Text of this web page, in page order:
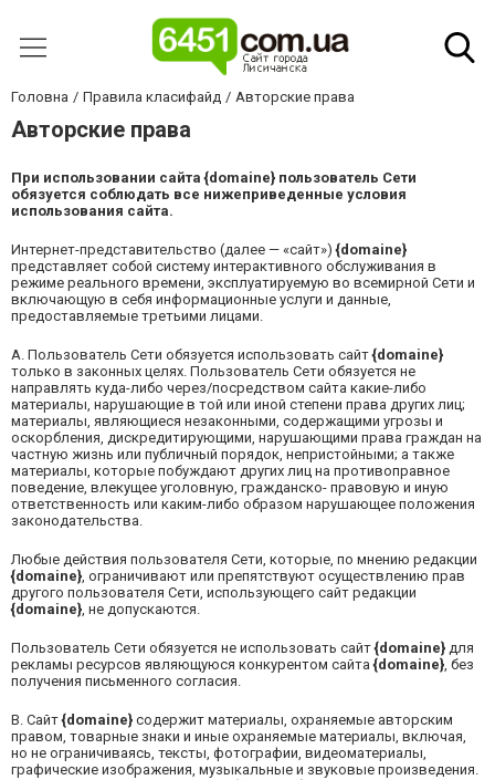
Головна Правила класифайд Авторские права
Авторские права
При использовании сайта{domaine} пользователь Сети
обязуется соблюдать все нижеприведенные условия
использования сайта.
Интернет-представительство (далее — «сайт»){domaine}
представляет собой систему интерактивного обслуживания в
режиме реального времени, эксплуатируемую во всемирной Сети и
включающую в себя информационные услуги и данные,
предоставляемые третьими лицами.
A. Пользователь Сети обязуется использовать сайт{domaine}
только в законных целях. Пользователь Сети обязуется не
направлять куда-либо через/посредством сайта какие-либо
материалы, нарушающие в той или иной степени права других лиц;
материалы, являющиеся незаконными, содержащими угрозы и
оскорбления, дискредитирующими, нарушающими права граждан на
частную жизнь или публичный порядок, непристойными; а также
материалы, которые побуждают других лиц на противоправное
поведение, влекущее уголовную, гражданско- правовую и иную
ответственность или каким-либо образом нарушающее положения
законодательства.
Любые действия пользователя Сети, которые, по мнению редакции
{domaine}, ограничивают или препятствуют осуществлению прав
другого пользователя Сети, использующего сайт редакции
{domaine}, не допускаются.
Пользователь Сети обязуется не использовать сайт{domaine} для
рекламы ресурсов являющуюся конкурентом сайта{domaine}, без
получения письменного согласия.
B. Сайт{domaine} содержит материалы, охраняемые авторским
правом, товарные знаки и иные охраняемые материалы, включая,
но не ограничиваясь, тексты, фотографии, видеоматериалы,
графические изображения, музыкальные и звуковые произведения.